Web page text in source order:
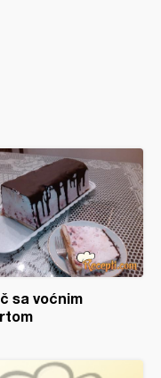
sa voćnim